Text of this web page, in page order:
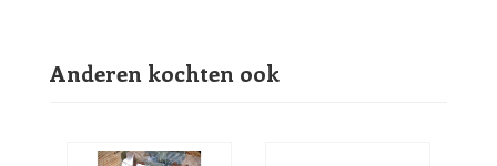
Anderen kochten ook